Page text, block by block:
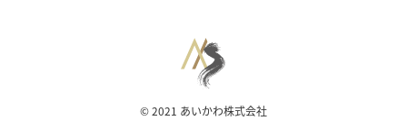
© 2021 あいかわ株式会社